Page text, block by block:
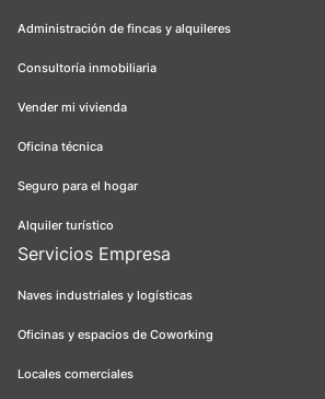
Administración de fincas y alquileres
Consultoría inmobiliaria
Vender mi vivienda
Oficina técnica
Seguro para el hogar
Alquiler turístico
Servicios Empresa
Naves industriales y logísticas
Oficinas y espacios de Coworking
Locales comerciales